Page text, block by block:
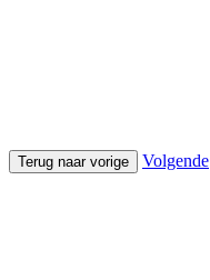
Terug naar vorige Volgende